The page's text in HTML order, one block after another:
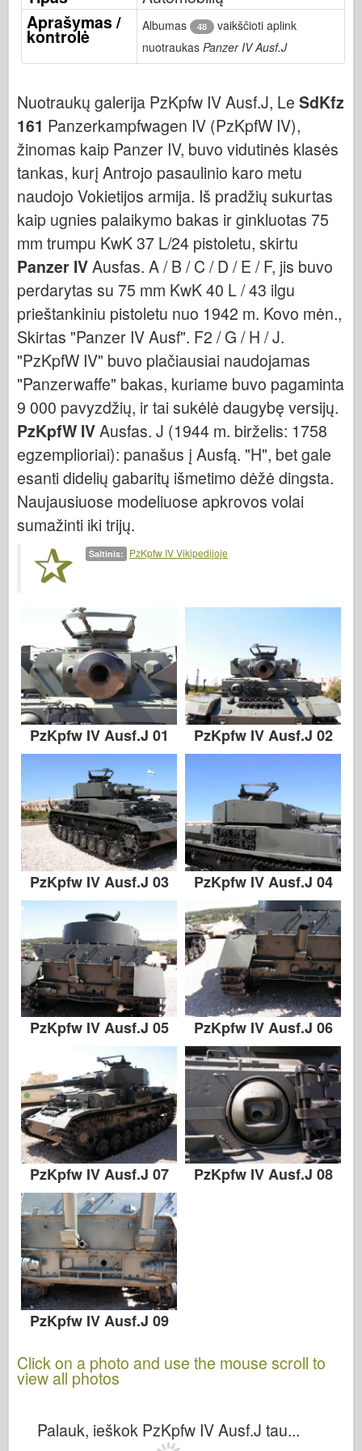
Bronco
Kibernetinis hobis
Dnepromodelis
Eduardas
E.T. Modelis
Smulkios pelėsiai
Valoro pajėgos
Friulmodel
Hasegawa provincija
Heleris
HobbyBoss provincija
IBG modeliai
Tcm
Italeri
Meng modelis
Tamiya
Tristar
Trimitininkas
Zvezda
Albumai-Nuotraukos
Vaikščioti aplink
Knygų
Dvd
Kontakto
le Leidinys
Rinkiniai
Aprašymas /
kontrolė Albumas 48
vaikščioti aplink
nuotraukas Panzer IV Ausf.J
Nuotraukų galerija PzKpfw IV Ausf.J, Le SdKfz
161 Panzerkampfwagen IV (PzKpfW IV),
žinomas kaip Panzer IV, buvo vidutinės klasės
tankas, kurį Antrojo pasaulinio karo metu
naudojo Vokietijos armija. Iš pradžių sukurtas
kaip ugnies palaikymo bakas ir ginkluotas 75
mm trumpu KwK 37 L/24 pistoletu, skirtu
Panzer IVAusfas. A / B / C / D / E / F, jis buvo
perdarytas su 75 mm KwK 40 L / 43 ilgu
prieštankiniu pistoletu nuo 1942 m. Kovo mėn.,
Skirtas "Panzer IV Ausf". F2 / G / H / J.
"PzKpfW IV" buvo plačiausiai naudojamas
"Panzerwaffe" bakas, kuriame buvo pagaminta
9 000 pavyzdžių, ir tai sukėlė daugybę versijų.
PzKpfW IVAusfas. J (1944 m. birželis: 1758
egzemplioriai): panašus į Ausfą. "H", bet gale
esanti didelių gabaritų išmetimo dėžė dingsta.
Naujausiuose modeliuose apkrovos volai
sumažinti iki trijų.
Šaltinis: PzKpfw IV Vikipedijoje
PzKpfw IV Ausf.J 01 PzKpfw IV Ausf.J 02
PzKpfw IV Ausf.J 03 PzKpfw IV Ausf.J 04
PzKpfw IV Ausf.J 05 PzKpfw IV Ausf.J 06
PzKpfw IV Ausf.J 07 PzKpfw IV Ausf.J 08
PzKpfw IV Ausf.J 09
Click on a photo and use the mouse scroll to
view all photos
Palauk, ieškok PzKpfw IV Ausf.J tau...